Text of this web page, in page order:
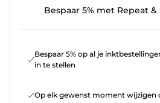
Bespaar 5% met Repeat &
Bespaar 5% op al je
in te stellen
Op elk gewenst moment wijzigen